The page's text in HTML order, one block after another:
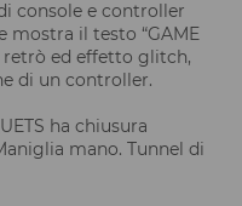
console e controller
mostra il testo “GAME
retrò ed effetto glitch,
di un controller.
ha chiusura
mano. Tunnel di